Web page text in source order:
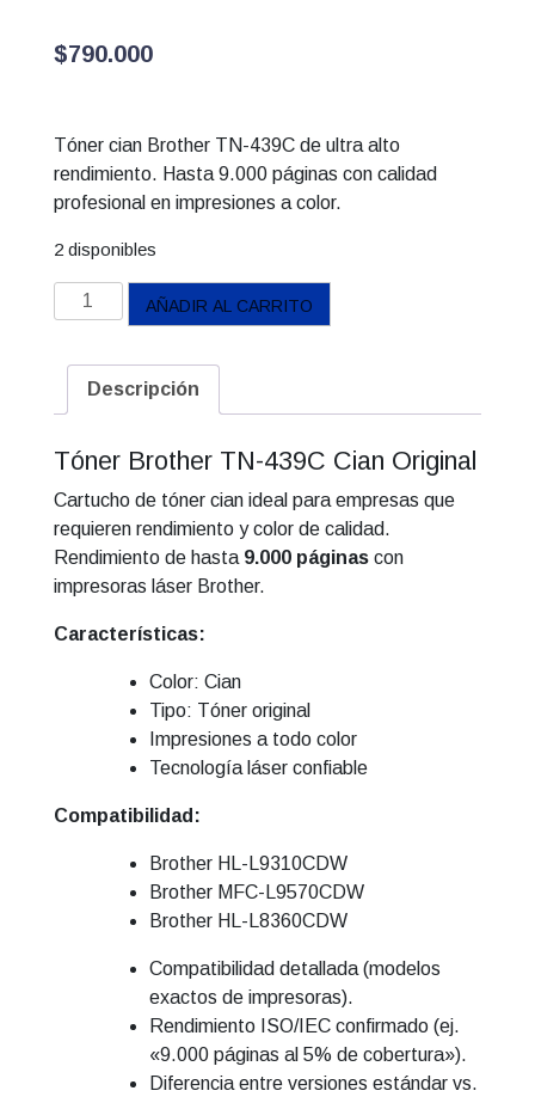
$790.000
Tóner cian Brother TN-439C de ultra alto
rendimiento. Hasta 9.000 páginas con calidad
profesional en impresiones a color.
2 disponibles
Tóner
Brother
439C
Cian
Ultra
Alto
Rendimiento
(Original)
cantidad
AÑADIR AL CARRITO
Descripción
Tóner Brother TN-439C Cian Original
Cartucho de tóner cian ideal para empresas que
requieren rendimiento y color de calidad.
Rendimiento de hasta 9.000 páginascon
impresoras láser Brother.
Características:
Color: Cian
Tipo: Tóner original
Impresiones a todo color
Tecnología láser confiable
Compatibilidad:
Brother HL-L9310CDW
Brother MFC-L9570CDW
Brother HL-L8360CDW
Compatibilidad detallada (modelos
exactos de impresoras).
Rendimiento ISO/IEC confirmado (ej.
«9.000 páginas al 5% de cobertura»).
Diferencia entre versiones estándar vs.